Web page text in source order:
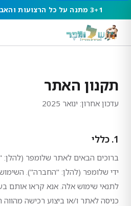
3+1 מתנה על כל הרצועות והאביזרים לשעונים חכמים
תקנון האתר
עדכון אחרון: ינואר 2025
1. כללי
ברוכים הבאים לאתר שלומפר
ידי שלומפר (להלן: "החברה").
לתנאי שימוש אלה. אנא קראו אותם
כניסה לאתר ו/או ביצוע רכישה